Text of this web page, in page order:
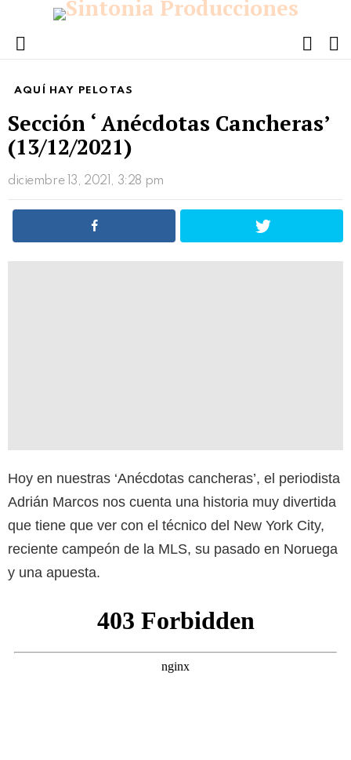
Menu
AQUÍ HAY PELOTAS
Sección ‘ Anécdotas Cancheras’
(13/12/2021)
diciembre 13, 2021, 3:28 pm
Hoy en nuestras ‘Anécdotas cancheras’, el periodista
Adrián Marcos nos cuenta una historia muy divertida
que tiene que ver con el técnico del New York City,
reciente campeón de la MLS, su pasado en Noruega
y una apuesta.